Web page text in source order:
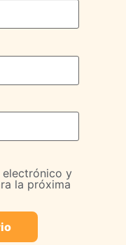
electrónico y
la próxima